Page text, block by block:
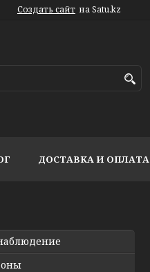
Создать сайт на Satu.kz
ДОСТАВКА И ОПЛАТА